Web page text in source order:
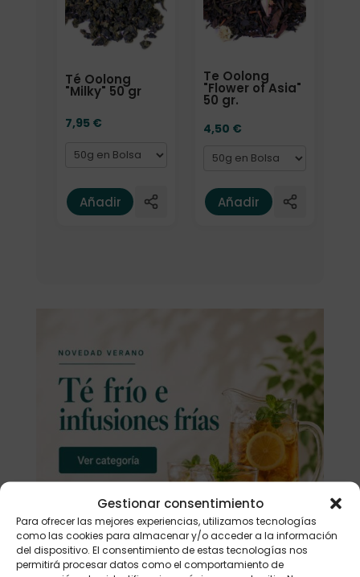
Gestionar consentimiento
Para ofrecer las mejores experiencias, utilizamos tecnologías
como las cookies para almacenar y/o acceder a la información
del dispositivo. El consentimiento de estas tecnologías nos
permitirá procesar datos como el comportamiento de
Té Oolong
"Milky" 50 gr
7,95 €
Añadir
Te Oolong
"Flower of Asia"
50 gr.
4,50 €
Añadir